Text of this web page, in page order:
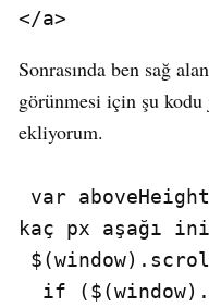
</a>
Sonrasında ben sağ
görünmesi için şu kodu
ekliyorum.
kaç px aşağı